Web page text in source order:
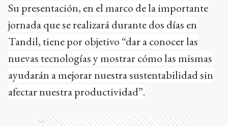
Su presentación, en el marco de la importante
jornada que se realizará durante dos días en
Tandil, tiene por objetivo “dar a conocer las
nuevas tecnologías y mostrar cómo las mismas
ayudarán a mejorar nuestra sustentabilidad sin
afectar nuestra productividad”.
Ads